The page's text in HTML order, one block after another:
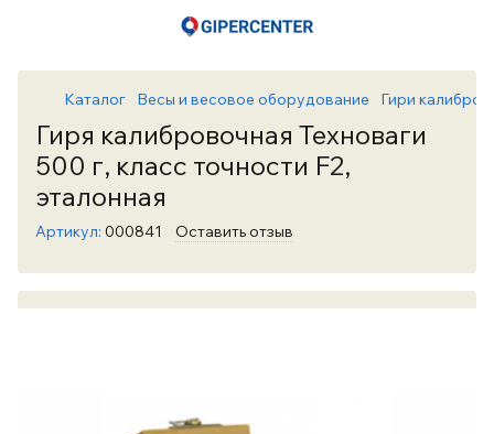
Каталог Весы и весовое оборудование Гири
Гиря калибровочная Техноваги
500 г, класс точности F2,
эталонная
Артикул: 000841 Оставить отзыв